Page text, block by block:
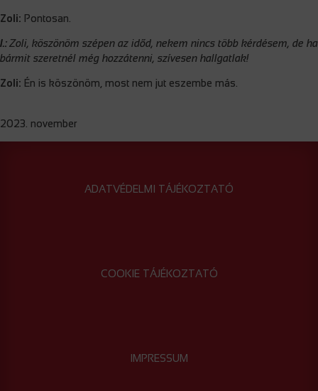
Zoli: Pontosan.
I.:Zoli, köszönöm szépen az időd, nekem nincs több kérdésem, de ha
bármit szeretnél még hozzátenni, szívesen hallgatlak!
Zoli: Én is köszönöm, most nem jut eszembe más.
2023. november
ADATVÉDELMI TÁJÉKOZTATÓ
COOKIE TÁJÉKOZTATÓ
IMPRESSUM